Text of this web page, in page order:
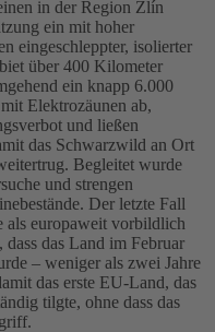
in der Region Zlín
ein mit hoher
eingeschleppter, isolierter
über 400 Kilometer
ein knapp 6.000
Elektrozäunen ab,
und ließen
das Schwarzwild an Ort
Begleitet wurde
und strengen
Der letzte Fall
als europaweit vorbildlich
das Land im Februar
– weniger als zwei Jahre
das erste EU-Land, das
tilgte, ohne dass das